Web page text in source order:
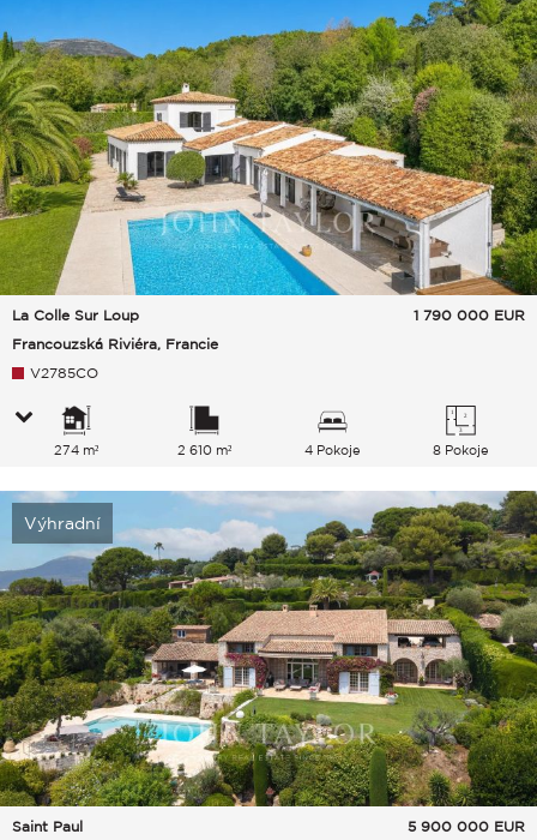
La Colle Sur Loup
Francouzská Riviéra, Francie
1 790 000 EUR
V2785CO
274 m² 2 610 m² 4 Pokoje 8 Pokoje
Výhradní
Saint Paul 5 900 000 EUR